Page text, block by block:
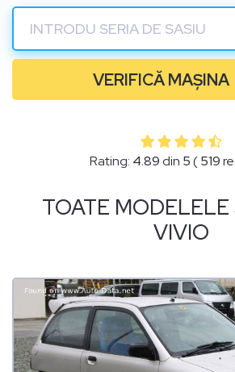
VERIFICĂ MAȘINA
Rating: 4.89 din 5(519
TOATE
VIVIO